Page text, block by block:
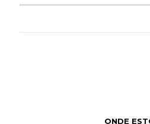
ONDE